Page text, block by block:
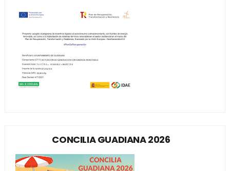
CONCILIA GUADIANA 2026